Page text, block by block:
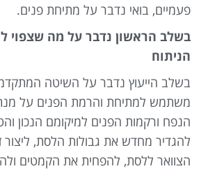
פעמיים, בואי נדבר על מתיחת פנים.
בשלב הראשון נדבר על מה שצפוי
הניתוח
בשלב הייעוץ נדבר על השיטה
משתמש למתיחת והרמת הפנים על
הנפח ורקמות הפנים למיקומם הנכון
להגדיר מחדש את גבולות הלסת, ליצור
הצוואר ללסת, להפחית את הקמטים